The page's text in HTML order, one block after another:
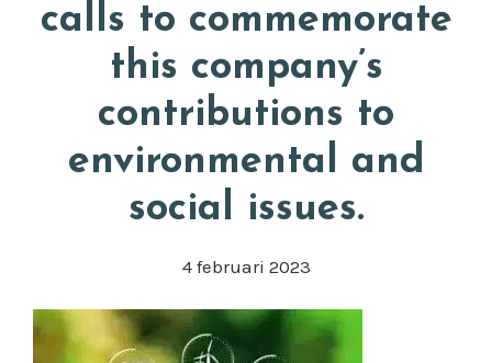
calls to commemorate
this company’s
contributions to
environmental and
social issues.
4 februari 2023